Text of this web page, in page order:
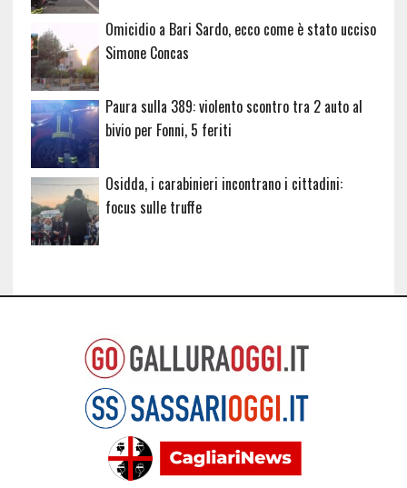
Omicidio a Bari Sardo, ecco come è stato ucciso
Simone Concas
Paura sulla 389: violento scontro tra 2 auto al
bivio per Fonni, 5 feriti
Osidda, i carabinieri incontrano i cittadini:
focus sulle truffe